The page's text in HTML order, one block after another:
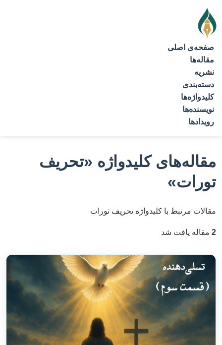
صفحه‌ی اصلی
مقاله‌ها
نشریه
دسته‌بندی
کلیدواژه‌ها
نویسنده‌ها
رویدادها
مقاله‌های کلیدواژه «تحریف
تورات»
مقالات مرتبط با کلیدواژه تحریف تورات
2 مقاله یافت شد